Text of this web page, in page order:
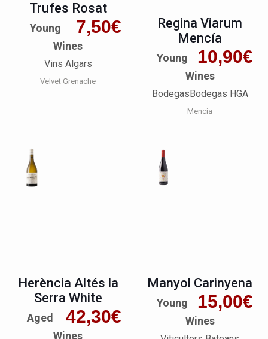
Trufes Rosat
7,50€
Young
Wines
Vins Algars
Velvet Grenache
Regina Viarum
Mencía
10,90€
Young
Wines
BodegasBodegas HGA
Mencía
Herència Altés la
Serra White
42,30€
Aged
Wines
Manyol Carinyena
15,00€
Young
Wines